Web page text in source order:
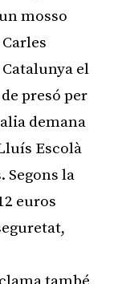
mosso
el
presó per
demana
Escolà
Segons la
euros